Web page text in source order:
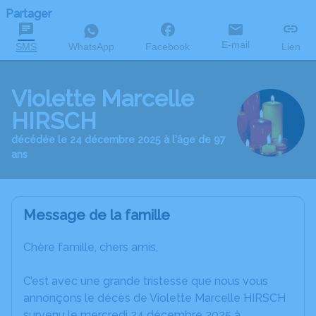
Partager
SMS WhatsApp Facebook E-mail Lien
Violette Marcelle
HIRSCH
décédée le 24 décembre 2025 à l'âge de 97
ans
Message de la famille
Chère famille, chers amis,
C’est avec une grande tristesse que nous vous
annonçons le décès de Violette Marcelle HIRSCH